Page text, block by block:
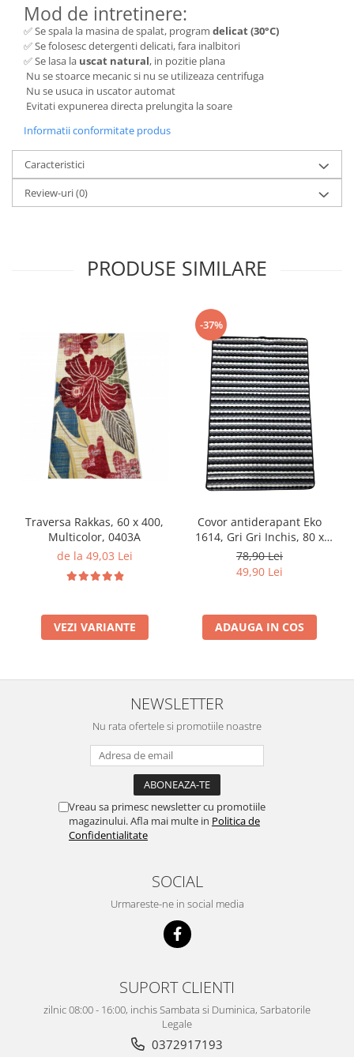
Mod de intretinere:
✅ Se spala la masina de spalat, program delicat (30°C)
✅ Se folosesc detergenti delicati, fara inalbitori
✅ Se lasa la uscat natural, in pozitie plana
Nu se stoarce mecanic si nu se utilizeaza centrifuga
Nu se usuca in uscator automat
Evitati expunerea directa prelungita la soare
Informatii conformitate produs
Caracteristici
Review-uri(0)
PRODUSE SIMILARE
Traversa Rakkas, 60 x 400,
Multicolor, 0403A
de la 49,03 Lei
VEZI VARIANTE
-37%
Covor antiderapant Eko
1614, Gri Gri Inchis, 80 x
120 cm
78,90 Lei
49,90 Lei
ADAUGA IN COS
NEWSLETTER
Nu rata ofertele si promotiile noastre
Vreau sa primesc newsletter cu promotiile
magazinului. Afla mai multe in Politica de
Confidentialitate
SOCIAL
Urmareste-ne in social media
SUPORT CLIENTI
zilnic 08:00 - 16:00, inchis Sambata si Duminica, Sarbatorile
Legale
0372917193